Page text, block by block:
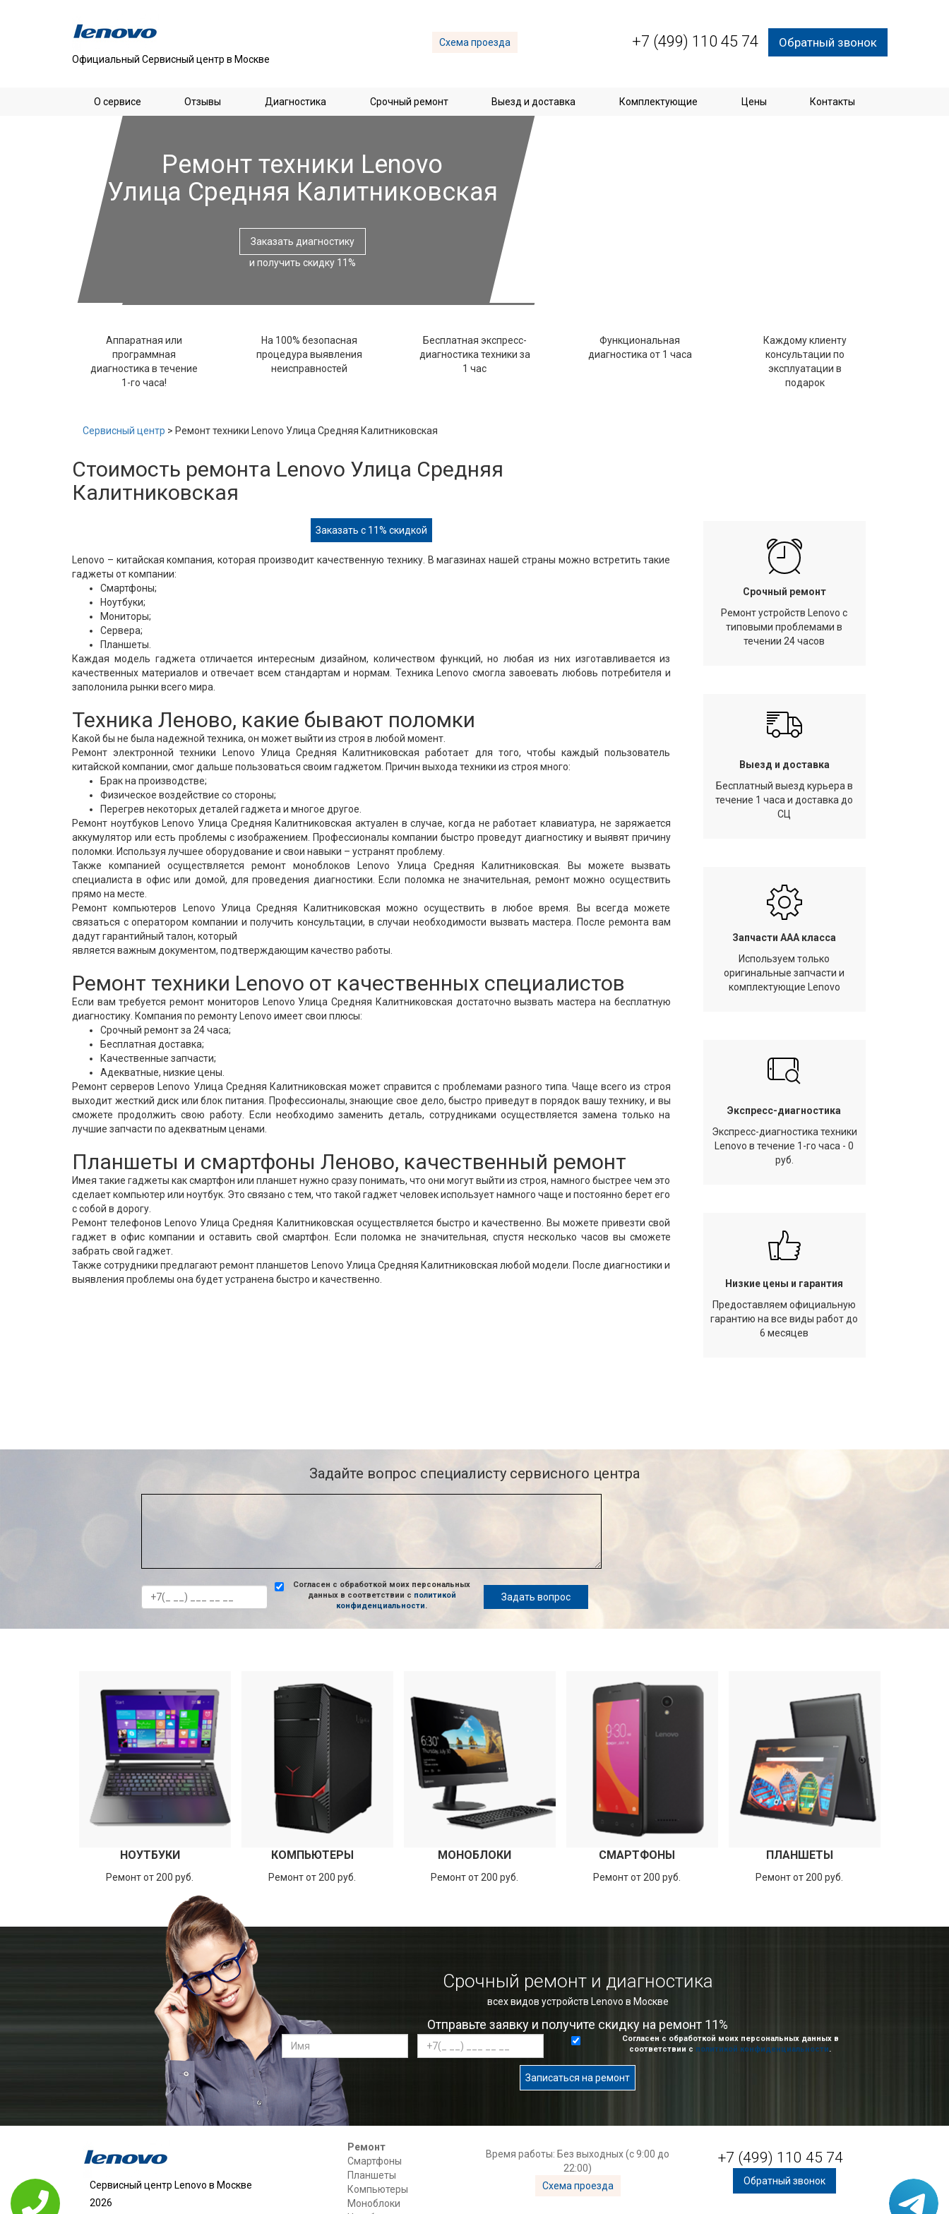
Официальный Сервисный центр в Москве
Схема проезда +7 (499) 110 45 74 Обратный звонок
О сервисе Отзывы Диагностика Срочный ремонт Выезд и доставка Комплектующие Цены Контакты
Ремонт техники Lenovo
Улица Средняя Калитниковская
Заказать диагностику
и получить скидку 11%
Аппаратная или
программная
диагностика в течение
1-го часа!
На 100% безопасная
процедура выявления
неисправностей
Бесплатная экспресс-
диагностика техники за
1 час
Функциональная
диагностика от 1 часа
Каждому клиенту
консультации по
эксплуатации в
подарок
Сервисный центр > Ремонт техники Lenovo Улица Средняя Калитниковская
Стоимость ремонта Lenovo Улица Средняя
Калитниковская
Заказать с 11% скидкой
Lenovo – китайская компания, которая производит качественную технику. В магазинах нашей страны можно встретить такие
гаджеты от компании:
Смартфоны;
Ноутбуки;
Мониторы;
Сервера;
Планшеты.
Каждая модель гаджета отличается интересным дизайном, количеством функций, но любая из них изготавливается из
качественных материалов и отвечает всем стандартам и нормам. Техника Lenovo смогла завоевать любовь потребителя и
заполонила рынки всего мира.
Техника Леново, какие бывают поломки
Какой бы не была надежной техника, он может выйти из строя в любой момент.
Ремонт электронной техники Lenovo Улица Средняя Калитниковская работает для того, чтобы каждый пользователь
китайской компании, смог дальше пользоваться своим гаджетом. Причин выхода техники из строя много:
Брак на производстве;
Физическое воздействие со стороны;
Перегрев некоторых деталей гаджета и многое другое.
Ремонт ноутбуков Lenovo Улица Средняя Калитниковская актуален в случае, когда не работает клавиатура, не заряжается
аккумулятор или есть проблемы с изображением. Профессионалы компании быстро проведут диагностику и выявят причину
поломки. Используя лучшее оборудование и свои навыки – устранят проблему.
Также компанией осуществляется ремонт моноблоков Lenovo Улица Средняя Калитниковская. Вы можете вызвать
специалиста в офис или домой, для проведения диагностики. Если поломка не значительная, ремонт можно осуществить
прямо на месте.
Ремонт компьютеров Lenovo Улица Средняя Калитниковская можно осуществить в любое время. Вы всегда можете
связаться с оператором компании и получить консультации, в случаи необходимости вызвать мастера. После ремонта вам
дадут гарантийный талон, который
является важным документом, подтверждающим качество работы.
Ремонт техники Lenovo от качественных специалистов
Если вам требуется ремонт мониторов Lenovo Улица Средняя Калитниковская достаточно вызвать мастера на бесплатную
диагностику. Компания по ремонту Lenovo имеет свои плюсы:
Срочный ремонт за 24 часа;
Бесплатная доставка;
Качественные запчасти;
Адекватные, низкие цены.
Ремонт серверов Lenovo Улица Средняя Калитниковская может справится с проблемами разного типа. Чаще всего из строя
выходит жесткий диск или блок питания. Профессионалы, знающие свое дело, быстро приведут в порядок вашу технику, и вы
сможете продолжить свою работу. Если необходимо заменить деталь, сотрудниками осуществляется замена только на
лучшие запчасти по адекватным ценами.
Планшеты и смартфоны Леново, качественный ремонт
Имея такие гаджеты как смартфон или планшет нужно сразу понимать, что они могут выйти из строя, намного быстрее чем это
сделает компьютер или ноутбук. Это связано с тем, что такой гаджет человек использует намного чаще и постоянно берет его
с собой в дорогу.
Ремонт телефонов Lenovo Улица Средняя Калитниковская осуществляется быстро и качественно. Вы можете привезти свой
гаджет в офис компании и оставить свой смартфон. Если поломка не значительная, спустя несколько часов вы сможете
забрать свой гаджет.
Также сотрудники предлагают ремонт планшетов Lenovo Улица Средняя Калитниковская любой модели. После диагностики и
выявления проблемы она будет устранена быстро и качественно.
Срочный ремонт
Ремонт устройств Lenovo с
типовыми проблемами в
течении 24 часов
Выезд и доставка
Бесплатный выезд курьера в
течение 1 часа и доставка до
СЦ
Запчасти AAA класса
Используем только
оригинальные запчасти и
комплектующие Lenovo
Экспресс-диагностика
Экспресс-диагностика техники
Lenovo в течение 1-го часа - 0
руб.
Низкие цены и гарантия
Предоставляем официальную
гарантию на все виды работ до
6 месяцев
Задайте вопрос специалисту сервисного центра
Согласен с обработкой моих персональных
данных в соответствии с политикой
конфиденциальности.
Задать вопрос
НОУТБУКИ
Ремонт от 200 руб.
КОМПЬЮТЕРЫ
Ремонт от 200 руб.
МОНОБЛОКИ
Ремонт от 200 руб.
СМАРТФОНЫ
Ремонт от 200 руб.
ПЛАНШЕТЫ
Ремонт от 200 руб.
Срочный ремонт и диагностика
всех видов устройств Lenovo в Москве
Отправьте заявку и получите скидку на ремонт 11%
Согласен с обработкой моих персональных данных в
соответствии с политикой конфиденциальности.
Записаться на ремонт
Сервисный центр Lenovo в Москве
2026
Ремонт
Смартфоны
Планшеты
Компьютеры
Моноблоки
Время работы: Без выходных (с 9:00 до
22:00)
Схема проезда
+7 (499) 110 45 74
Обратный звонок